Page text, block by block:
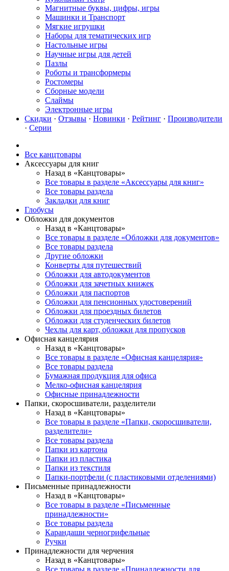
Магнитные буквы, цифры, игры
Машинки и Транспорт
Мягкие игрушки
Наборы для тематических игр
Настольные игры
Научные игры для детей
Пазлы
Роботы и трансформеры
Ростомеры
Сборные модели
Слаймы
Электронные игры
Скидки · Отзывы · Новинки · Рейтинг · Производители
· Серии
Все канцтовары
Аксессуары для книг
Назад в «Канцтовары»
Все товары в разделе «Аксессуары для книг»
Все товары раздела
Закладки для книг
Глобусы
Обложки для документов
Назад в «Канцтовары»
Все товары в разделе «Обложки для документов»
Все товары раздела
Другие обложки
Конверты для путешествий
Обложки для автодокументов
Обложки для зачетных книжек
Обложки для паспортов
Обложки для пенсионных удостоверений
Обложки для проездных билетов
Обложки для студенческих билетов
Чехлы для карт, обложки для пропусков
Офисная канцелярия
Назад в «Канцтовары»
Все товары в разделе «Офисная канцелярия»
Все товары раздела
Бумажная продукция для офиса
Мелко-офисная канцелярия
Офисные принадлежности
Папки, скоросшиватели, разделители
Назад в «Канцтовары»
Все товары в разделе «Папки, скоросшиватели,
разделители»
Все товары раздела
Папки из картона
Папки из пластика
Папки из текстиля
Папки-портфели (с пластиковыми отделениями)
Письменные принадлежности
Назад в «Канцтовары»
Все товары в разделе «Письменные
принадлежности»
Все товары раздела
Карандаши черногрифельные
Ручки
Принадлежности для черчения
Назад в «Канцтовары»
Все товары в разделе «Принадлежности для